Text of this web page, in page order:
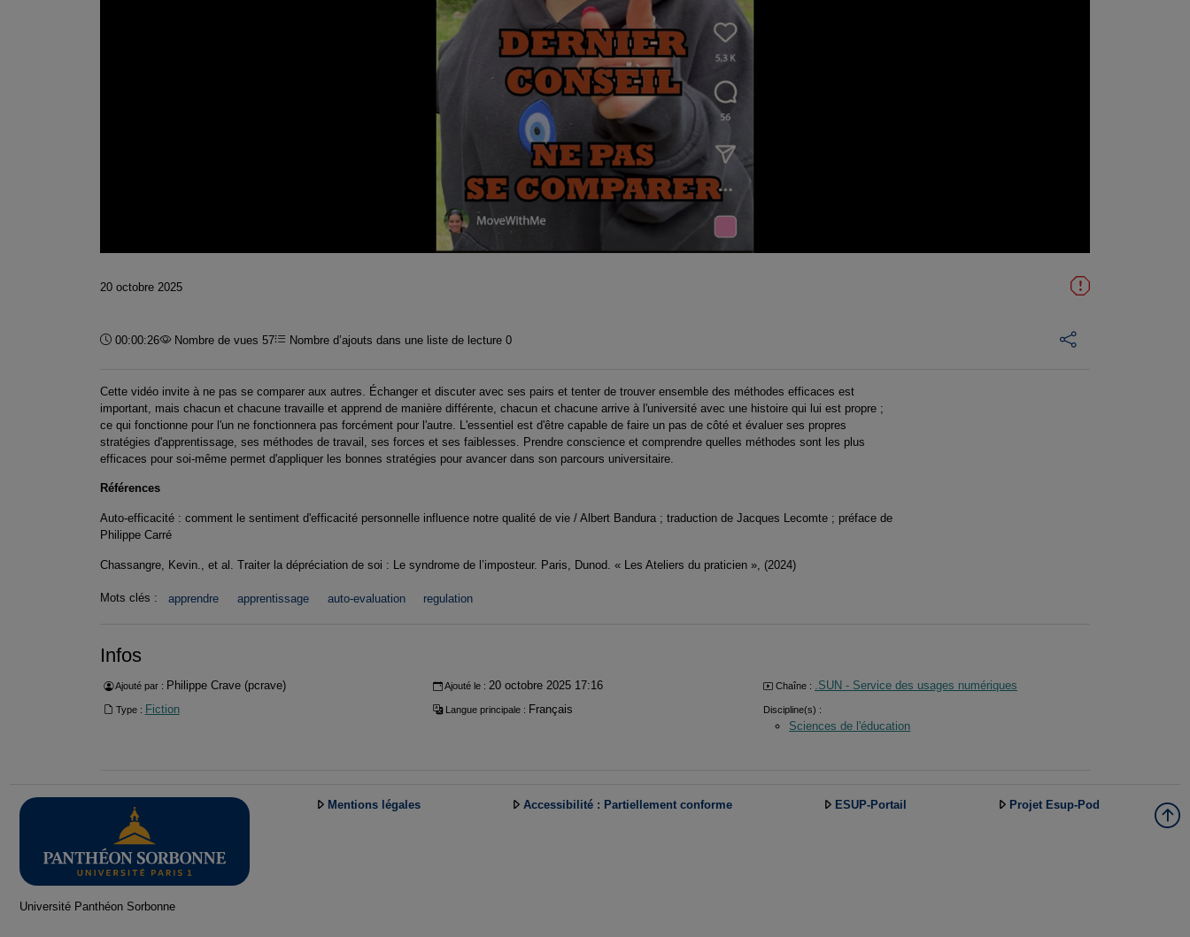
la
vidéo
20 octobre 2025
Durée :
00:00:26 Nombre de vues 57 Nombre d’ajouts dans une liste de lecture 0
Cette vidéo invite à ne pas se comparer aux autres. Échanger et discuter avec ses pairs et tenter de trouver ensemble des méthodes efficaces est
important, mais chacun et chacune travaille et apprend de manière différente, chacun et chacune arrive à l'université avec une histoire qui lui est propre ;
ce qui fonctionne pour l'un ne fonctionnera pas forcément pour l'autre. L'essentiel est d'être capable de faire un pas de côté et évaluer ses propres
stratégies d'apprentissage, ses méthodes de travail, ses forces et ses faiblesses. Prendre conscience et comprendre quelles méthodes sont les plus
efficaces pour soi-même permet d'appliquer les bonnes stratégies pour avancer dans son parcours universitaire.
Références
Auto-efficacité : comment le sentiment d'efficacité personnelle influence notre qualité de vie / Albert Bandura ; traduction de Jacques Lecomte ; préface de
Philippe Carré
Chassangre, Kevin., et al. Traiter la dépréciation de soi : Le syndrome de l’imposteur. Paris, Dunod. « Les Ateliers du praticien », (2024)
Mots clés : apprendre apprentissage auto-evaluation regulation
Infos
Ajouté par : Philippe Crave (pcrave) Ajouté le : 20 octobre 2025 17:16 Chaîne : .SUN - Service des usages numériques
Type : Fiction Langue principale : Français Discipline(s) :
Sciences de l'éducation
Université Panthéon Sorbonne
Mentions légales Accessibilité : Partiellement conforme ESUP-Portail Projet Esup-Pod